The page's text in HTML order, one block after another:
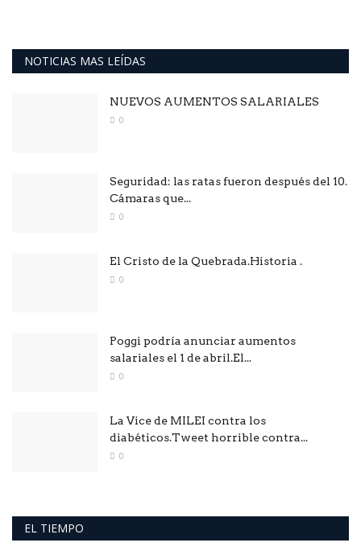
NOTICIAS MAS LEÍDAS
NUEVOS AUMENTOS SALARIALES
0
Seguridad: las ratas fueron después del 10.
Cámaras que...
0
El Cristo de la Quebrada.Historia .
0
Poggi podría anunciar aumentos
salariales el 1 de abril.El...
0
La Vice de MILEI contra los
diabéticos.Tweet horrible contra...
0
EL TIEMPO